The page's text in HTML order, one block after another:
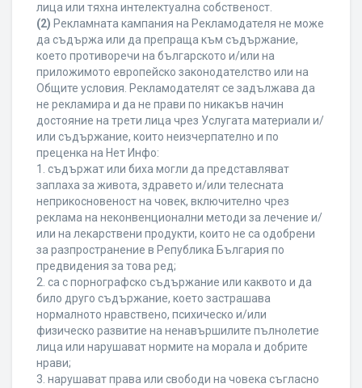
лица или тяхна интелектуална собственост.
(2) Рекламната кампания на Рекламодателя не може
да съдържа или да препраща към съдържание,
което противоречи на българското и/или на
приложимото европейско законодателство или на
Общите условия. Рекламодателят се задължава да
не рекламира и да не прави по никакъв начин
достояние на трети лица чрез Услугата материали и/
или съдържание, които неизчерпателно и по
преценка на Нет Инфо:
1. съдържат или биха могли да представляват
заплаха за живота, здравето и/или телесната
неприкосновеност на човек, включително чрез
реклама на неконвенционални методи за лечение и/
или на лекарствени продукти, които не са одобрени
за разпространение в Република България по
предвидения за това ред;
2. са с порнографско съдържание или каквото и да
било друго съдържание, което застрашава
нормалното нравствено, психическо и/или
физическо развитие на ненавършилите пълнолетие
лица или нарушават нормите на морала и добрите
нрави;
3. нарушават права или свободи на човека съгласно